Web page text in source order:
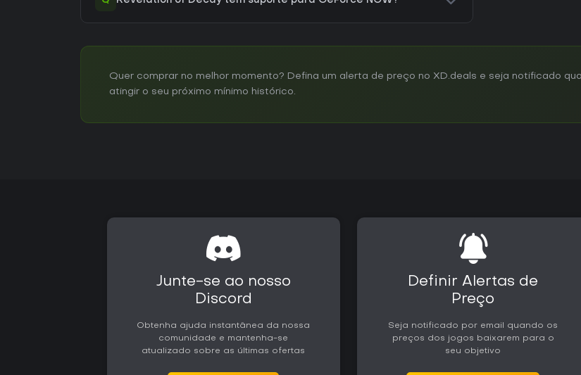
Quer comprar no melhor momento? Defina um alerta de preço no XD.deals e seja notificado
atingir o seu próximo mínimo histórico.
Junte-se ao nosso
Discord
Obtenha ajuda instantânea da nossa
comunidade e mantenha-se
atualizado sobre as últimas ofertas
Definir Alertas de
Preço
Seja notificado por email quando os
preços dos jogos baixarem para o
seu objetivo